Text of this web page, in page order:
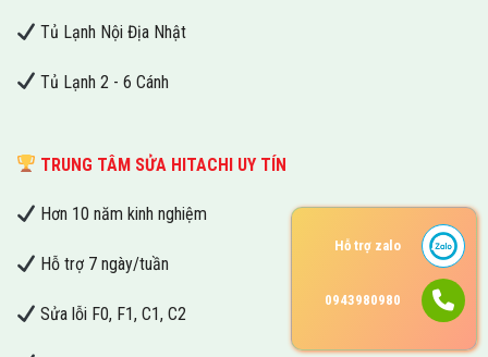
Tủ Lạnh Nội Địa Nhật
Tủ Lạnh 2 - 6 Cánh
TRUNG TÂM SỬA HITACHI UY TÍN
Hơn 10 năm kinh nghiệm
Hỗ trợ 7 ngày/tuần
Sửa lỗi F0, F1, C1, C2
Hỗ trợ zalo
0943980980